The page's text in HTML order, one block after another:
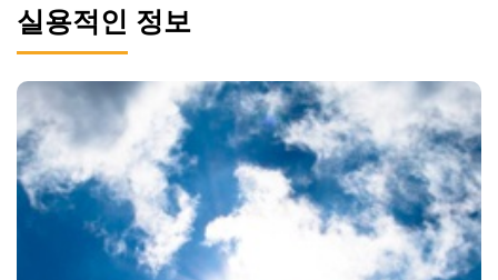
실용적인 정보